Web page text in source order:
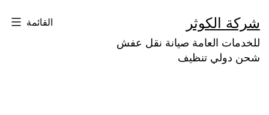
إلى
المحتوى
شركة الكوثر
للخدمات العامة صيانة نقل عفش
شحن دولي تنظيف
القائمة